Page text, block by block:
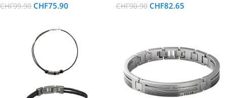
CHF99.90 CHF75.90 CHF90.90 CHF82.65